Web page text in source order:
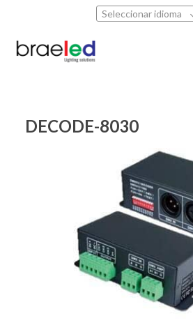
Seleccionar idioma
DECODE-8030